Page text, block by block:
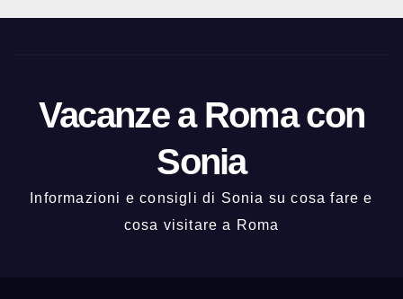
Vacanze a Roma con
Sonia
Informazioni e consigli di Sonia su cosa fare e
cosa visitare a Roma